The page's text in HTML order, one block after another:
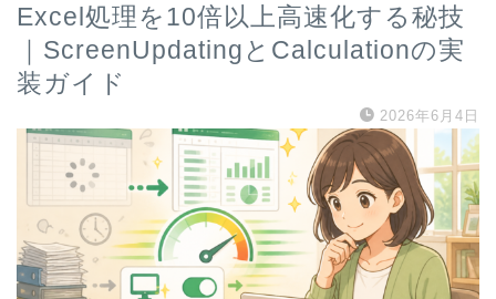
Excel処理を10倍以上高速化する秘技
｜ScreenUpdatingとCalculationの実
装ガイド
2026年6月4日